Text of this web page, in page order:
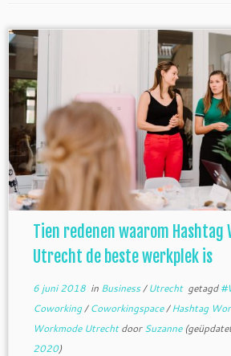
Tien redenen waarom Hashtag
Utrecht de beste werkplek is
6 juni 2018in Business/Utrecht getagd
Coworking/Coworkingspace/Hashtag
Workmode UtrechtdoorSuzanne
2020)